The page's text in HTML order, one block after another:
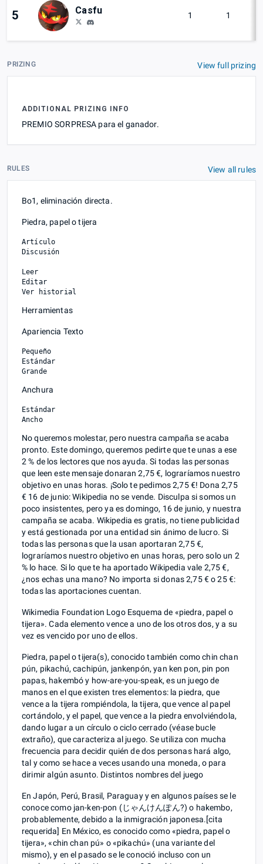
5 Casfu 1 1
PRIZING View full prizing
ADDITIONAL PRIZING INFO
PREMIO SORPRESA para el ganador.
RULES View all rules
Bo1, eliminación directa.
Piedra, papel o tijera
Artículo
Discusión
Leer
Editar
Herramientas
Apariencia Texto
Pequeño
Estándar
Grande
Anchura
Estándar
Ancho
No queremos molestar, pero nuestra campaña se acaba
pronto. Este domingo, queremos pedirte que te unas a ese
2 % de los lectores que nos ayuda. Si todas las personas
que leen este mensaje donaran 2,75 €, lograríamos nuestro
objetivo en unas horas. ¡Solo te pedimos 2,75 €! Dona 2,75
€ 16 de junio: Wikipedia no se vende. Disculpa si somos un
poco insistentes, pero ya es domingo, 16 de junio, y nuestra
campaña se acaba. Wikipedia es gratis, no tiene publicidad
y está gestionada por una entidad sin ánimo de lucro. Si
todas las personas que la usan aportaran 2,75 €,
lograríamos nuestro objetivo en unas horas, pero solo un 2
% lo hace. Si lo que te ha aportado Wikipedia vale 2,75 €,
¿nos echas una mano? No importa si donas 2,75 € o 25 €:
todas las aportaciones cuentan.
Wikimedia Foundation Logo Esquema de «piedra, papel o
tijera». Cada elemento vence a uno de los otros dos, y a su
vez es vencido por uno de ellos.
Piedra, papel o tijera(s), conocido también como chin chan
pún, pikachú, cachipún, jankenpón, yan ken pon, pin pon
papas, hakembó y how-are-you-speak, es un juego de
manos en el que existen tres elementos: la piedra, que
vence a la tijera rompiéndola, la tijera, que vence al papel
cortándolo, y el papel, que vence a la piedra envolviéndola,
dando lugar a un círculo o ciclo cerrado (véase bucle
extraño), que caracteriza al juego. Se utiliza con mucha
frecuencia para decidir quién de dos personas hará algo,
tal y como se hace a veces usando una moneda, o para
dirimir algún asunto. Distintos nombres del juego
En Japón, Perú, Brasil, Paraguay y en algunos países se le
conoce como jan-ken-pon (じゃんけんぽん?) o hakembo,
probablemente, debido a la inmigración japonesa.[cita
requerida] En México, es conocido como «piedra, papel o
tijera», «chin chan pú» o «pikachú» (una variante del
mismo), y en el pasado se le conoció incluso con un